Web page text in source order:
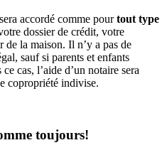
accordé comme pourtout type
dossier de crédit, votre
de la maison. Il n’y a pas de
sauf si parents et enfants
cas, l’aide d’un notaire sera
copropriété indivise.
toujours!